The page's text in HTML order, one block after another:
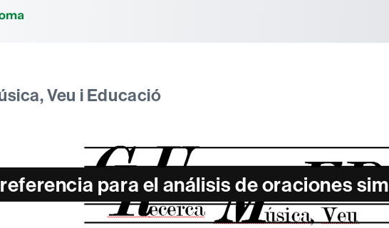
Veu i Educació
para el análisis de oraciones